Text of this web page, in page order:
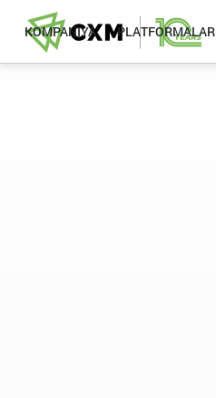
KOMPANIYA PLATFORMALAR